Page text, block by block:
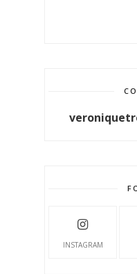
INSTAGRAM